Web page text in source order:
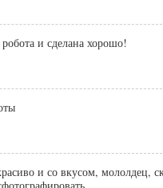
и сделана хорошо!
скоро он и у меня